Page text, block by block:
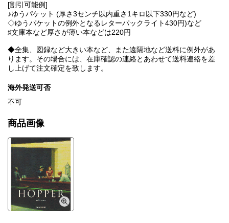
[割引可能例]
♪ゆうパケット (厚さ3センチ以内重さ1キロ以下330円など)
◇ゆうパケットの例外となるレターパックライト430円)など
♯文庫本など厚さが薄い本などは220円
◆全集、図録など大きい本など、また遠隔地など送料に例外があ
ります。その場合には、在庫確認の連絡とあわせて送料連絡を差
し上げて注文確定を致します。
海外発送可否
不可
商品画像